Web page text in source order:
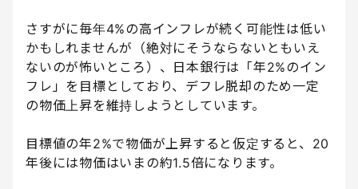
さすがに毎年4%の高インフレが続く可能性は低い
かもしれませんが（絶対にそうならないともいえ
ないのが怖いところ）、日本銀行は「年2%のイン
フレ」を目標としており、デフレ脱却のため一定
の物価上昇を維持しようとしています。
目標値の年2%で物価が上昇すると仮定すると、20
年後には物価はいまの約1.5倍になります。